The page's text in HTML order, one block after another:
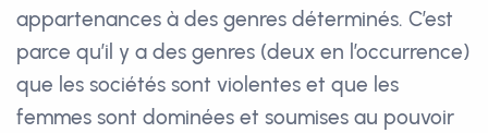
appartenances à des genres déterminés. C’est
parce qu’il y a des genres (deux en l’occurrence)
que les sociétés sont violentes et que les
femmes sont dominées et soumises au pouvoir